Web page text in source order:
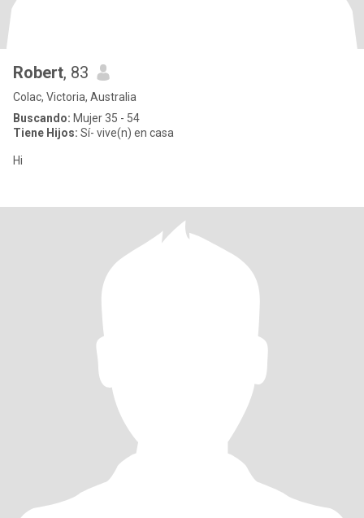
Robert, 83
Colac, Victoria, Australia
Buscando: Mujer 35 - 54
Tiene Hijos: Sí- vive(n) en casa
Hi